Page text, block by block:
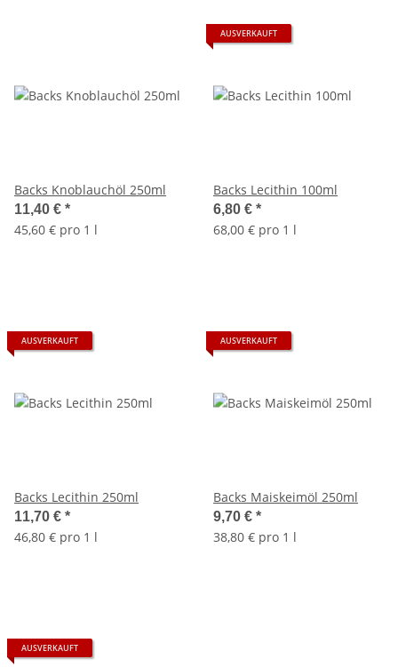
Backs Knoblauchöl 250ml
11,40 € *
45,60 € pro 1 l
AUSVERKAUFT
Backs Lecithin 100ml
6,80 € *
68,00 € pro 1 l
AUSVERKAUFT
Backs Lecithin 250ml
11,70 € *
46,80 € pro 1 l
AUSVERKAUFT
Backs Maiskeimöl 250ml
9,70 € *
38,80 € pro 1 l
AUSVERKAUFT